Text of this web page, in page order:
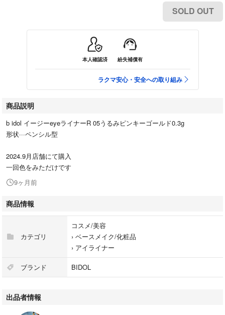
SOLD OUT
本人確認済 紛失補償有
ラクマ安心・安全への取り組み
商品説明
b idol イージーeyeライナーR 05うるみピンキーゴールド0.3g
形状···ペンシル型
2024.9月店舗にて購入
一回色をみただけです
9ヶ月前
商品情報
カテゴリ
コスメ/美容
› ベースメイク/化粧品
› アイライナー
ブランド BIDOL
出品者情報